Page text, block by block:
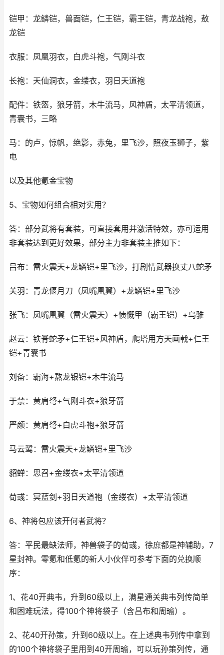
铠甲：龙鳞铠，兽面铠，仁王铠，霸王铠，青龙战袍，敖
龙铠
衣服：凤凰羽衣，白虎斗袍，气刚斗衣
长袍：天仙洞衣，金缕衣，羽日天道袍
配件：铁盔，狼牙箭，木牛流马，风神盾，太平清领道，
青囊书，三略
马：的卢，惊帆，绝影，赤兔，里飞沙，照夜玉狮子，紫
电
以及其他氪金宝物
5、宝物如何组合相对实用？
答：部分武将有套装，可直接套用并激活特效，亦可运用
非套装达到更好效果，部分主力非套装主推如下：
吕布：雷火震天+龙鳞铠+里飞沙，打剧情武器换丈八蛇矛
关羽：青龙偃月刀（凤嘴凰翼）+龙鳞铠+里飞沙
张飞：凤嘴凰翼（雷火震天）+愤慨甲（霸王铠）+乌骓
赵云：铁脊蛇矛+仁王铠+风神盾，爬塔用方天画戟+仁王
铠+青囊书
刘备：霸海+熬龙银铠+木牛流马
于禁：黄肩弩+气刚斗衣+狼牙箭
严颜：黄肩弩+白虎斗袍+狼牙箭
马云鹭：雷火震天+龙鳞铠+里飞沙
貂蝉：思召+金缕衣+太平清领道
荀彧：冥蓝剑+羽日天道袍（金缕衣）+太平清领道
6、神将包应该开何者武将？
答：平民最缺法师，神兽袋子的荀彧，徐庶都是神辅助，7
星封神。零氪和低氪的新人小伙伴可参考下面的兑换顺
序：
1、花40开典韦，升到60级以上，满星通关典韦列传简单
和困难玩法，得100个神将袋子（含吕布和周瑜）。
2、花40开孙策，升到60级以上。在上述典韦列传中拿到
的100个神将袋子里用到40开周瑜，可以玩孙策列传，通